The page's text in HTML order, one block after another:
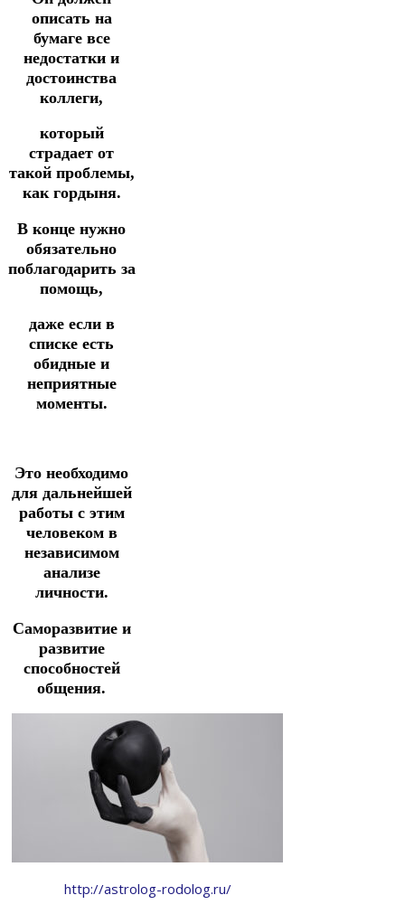
описать на
бумаге все
недостатки и
достоинства
коллеги,
который
страдает от
такой проблемы,
как гордыня.
В конце нужно
обязательно
поблагодарить за
помощь,
даже если в
списке есть
обидные и
неприятные
моменты.
Это необходимо
для дальнейшей
работы с этим
человеком в
независимом
анализе
личности.
Саморазвитие и
развитие
способностей
общения.
http://astrolog-rodolog.ru/